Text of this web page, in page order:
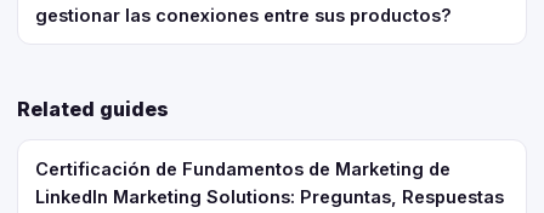
gestionar las conexiones entre sus productos?
Related guides
Certificación de Fundamentos de Marketing de
LinkedIn Marketing Solutions: Preguntas, Respuestas